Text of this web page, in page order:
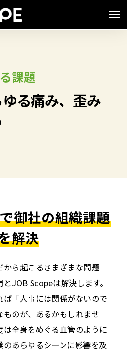
課題
る痛み、歪み
御社の組織課題
解決
から起こるさまざまな問題
JOB Scopeは解決します。
「人事には関係がないので
のが、あるかもしれませ
全身をめぐる血管のように
あらゆるシーンに影響を及